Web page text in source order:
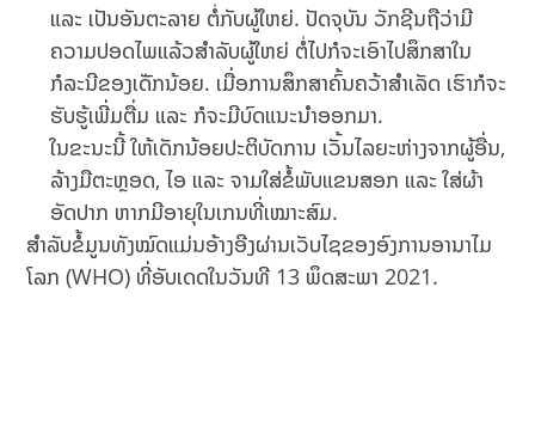
ແລະ ເປັນອັນຕະລາຍ ຕໍ່ກັບຜູ້ໃຫຍ່. ປັດຈຸບັນ ວັກຊີນຖືວ່າມີ
ຄວາມປອດໄພແລ້ວສຳລັບຜູ້ໃຫຍ່ ຕໍ່ໄປກໍຈະເອົາໄປສຶກສາໃນ
ກໍລະນີຂອງເດັັກນ້ອຍ. ເມື່ອການສຶກສາຄົ້ນຄວ້າສຳເລັດ ເຮົາກໍຈະ
ຮັບຮູ້ເພີ່ມຕື່ມ ແລະ ກໍຈະມີບົດແນະນຳອອກມາ.
ໃນຂະນະນີ້ ໃຫ້ເດັກນ້ອຍປະຕິບັດການ ເວັ້ນໄລຍະຫ່າງຈາກຜູ້ອື່ນ,
ລ້າງມືຕະຫຼອດ, ໄອ ແລະ ຈາມໃສ່ຂໍ້ພັບແຂນສອກ ແລະ ໃສ່ຜ້າ
ອັດປາກ ຫາກມີອາຍຸໃນເກນທີ່ເໝາະສົມ.
ສຳລັບຂໍ້ມູນທັງໝົດແມ່ນອ້າງອີງຜ່ານເວັບໄຊຂອງອົງການອານາໄມ
ໂລກ (WHO) ທີ່ອັບເດດໃນວັນທີ 13 ພຶດສະພາ 2021.